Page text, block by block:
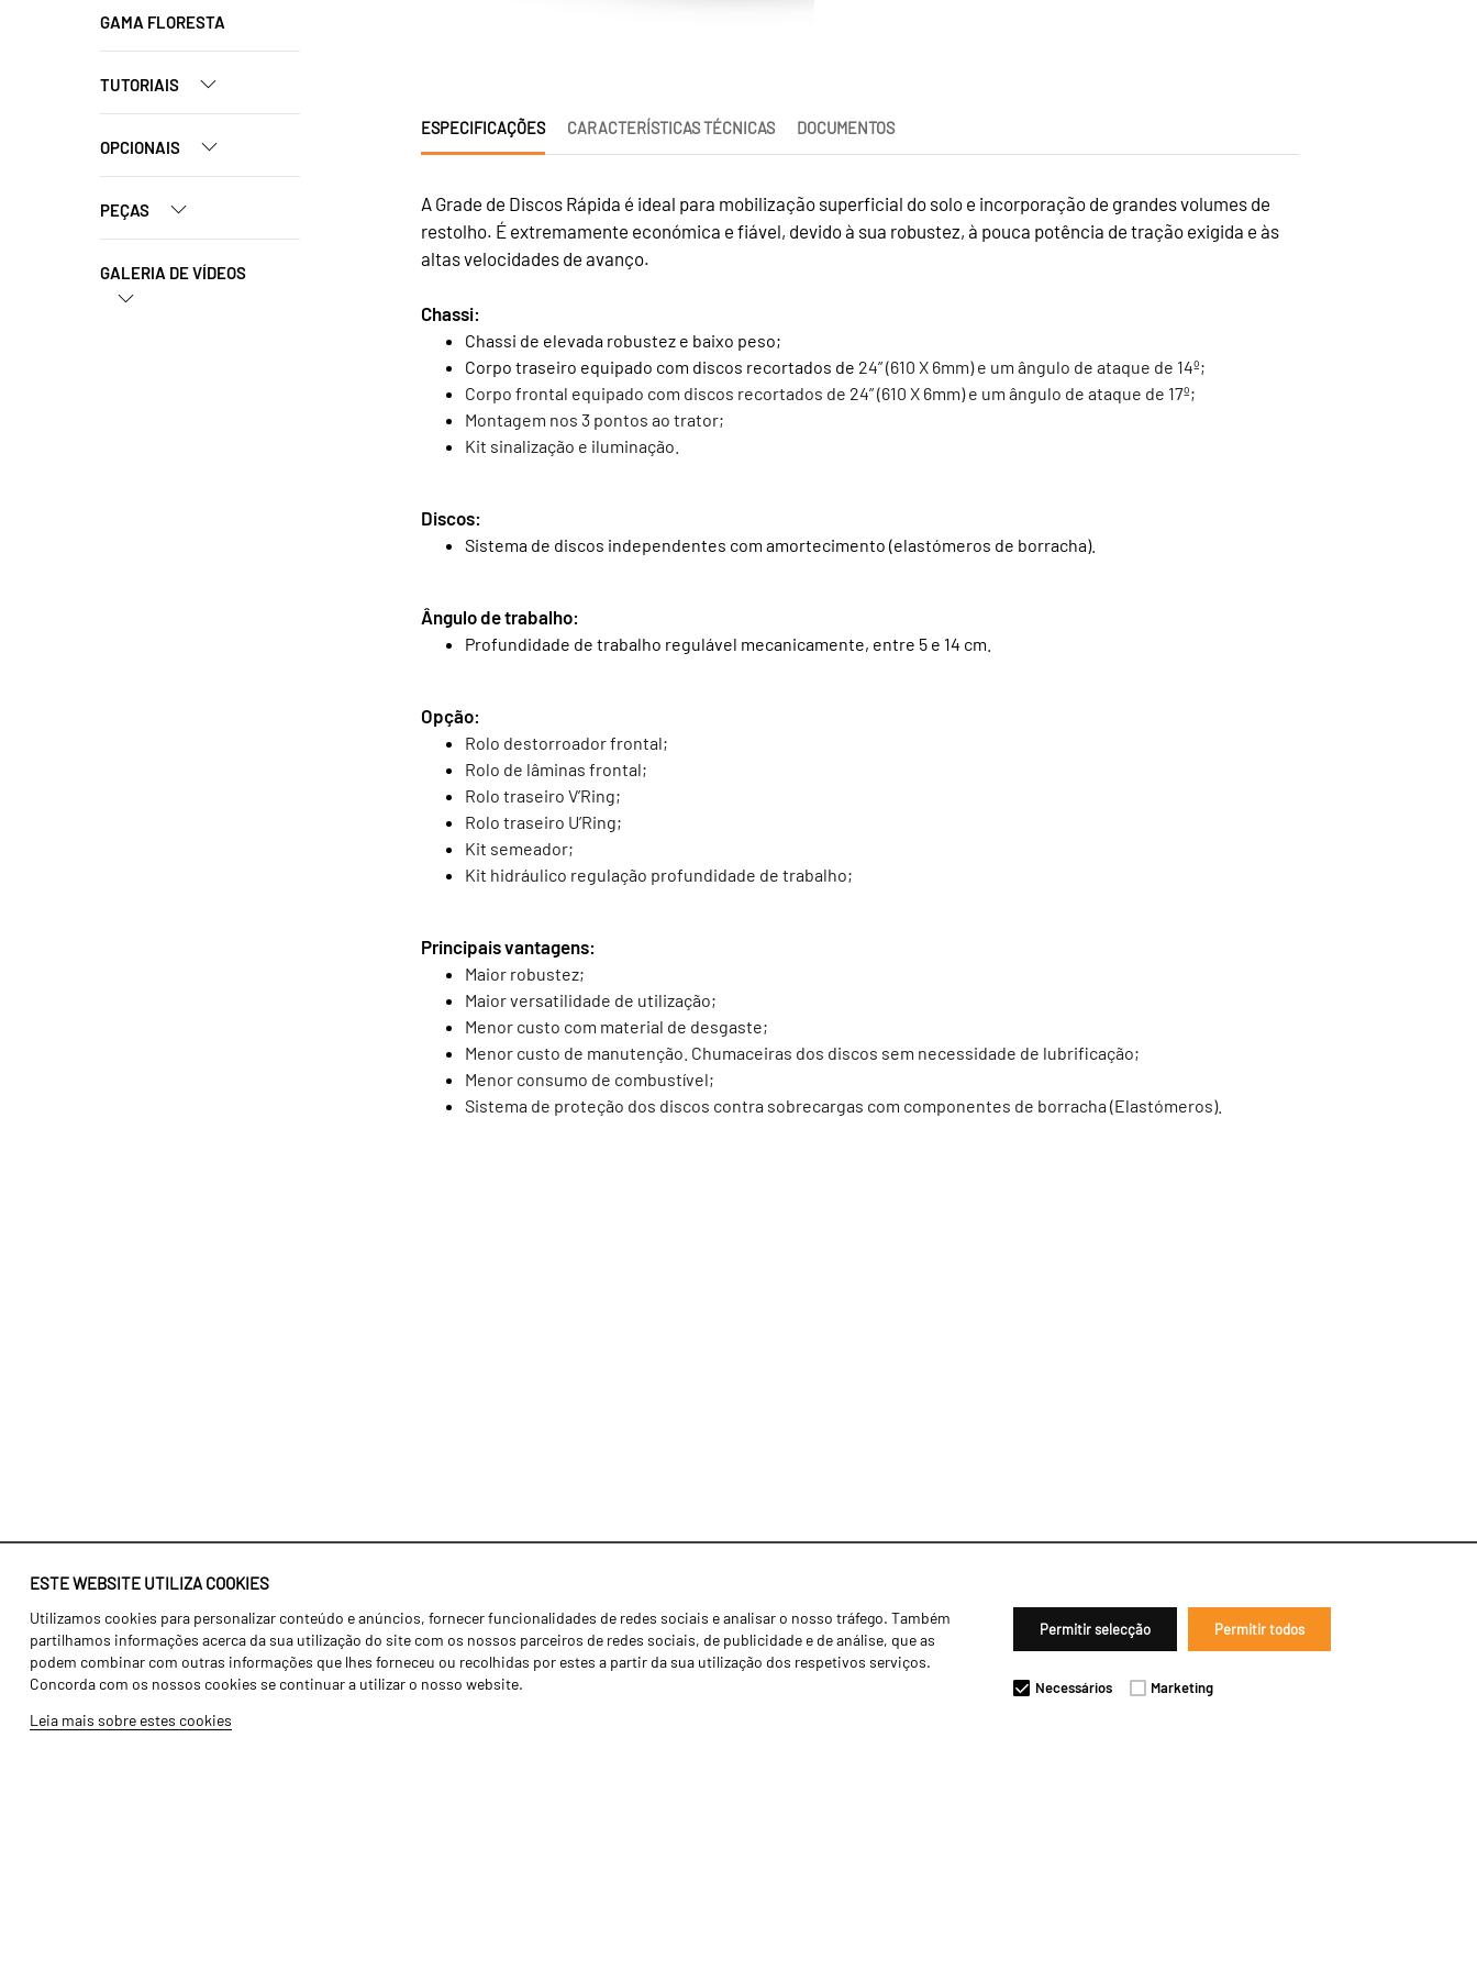
ESTE WEBSITE UTILIZA COOKIES
Utilizamos cookies para personalizar conteúdo e anúncios, fornecer funcionalidades de redes sociais e analisar o nosso tráfego. Também
partilhamos informações acerca da sua utilização do site com os nossos parceiros de redes sociais, de publicidade e de análise, que as
podem combinar com outras informações que lhes forneceu ou recolhidas por estes a partir da sua utilização dos respetivos serviços.
Concorda com os nossos cookies se continuar a utilizar o nosso website.
Leia mais sobre estes cookies
Permitir selecção Permitir todos
Necessários Marketing
GAMA FLORESTA
TUTORIAIS
OPCIONAIS
PEÇAS
GALERIA DE VÍDEOS
ESPECIFICAÇÕES CARACTERÍSTICAS TÉCNICAS DOCUMENTOS
A Grade de Discos Rápida é ideal para mobilização superficial do solo e incorporação de grandes volumes de
restolho. É extremamente económica e fiável, devido à sua robustez, à pouca potência de tração exigida e às
altas velocidades de avanço.
Chassi:
Chassi de elevada robustez e baixo peso;
Corpo traseiro equipado com discos recortados de 24” (610 X 6mm) e um ângulo de ataque de 14º;
Corpo frontal equipado com discos recortados de 24” (610 X 6mm) e um ângulo de ataque de 17º;
Montagem nos 3 pontos ao trator;
Kit sinalização e iluminação.
Discos:
Sistema de discos independentes com amortecimento (elastómeros de borracha).
Ângulo de trabalho:
Profundidade de trabalho regulável mecanicamente, entre 5 e 14 cm.
Opção:
Rolo destorroador frontal;
Rolo de lâminas frontal;
Rolo traseiro V’Ring;
Rolo traseiro U’Ring;
Kit semeador;
Kit hidráulico regulação profundidade de trabalho;
Principais vantagens:
Maior robustez;
Maior versatilidade de utilização;
Menor custo com material de desgaste;
Menor custo de manutenção. Chumaceiras dos discos sem necessidade de lubrificação;
Menor consumo de combustível;
Sistema de proteção dos discos contra sobrecargas com componentes de borracha (Elastómeros).
Identidade
História
Fábrica / Produção
Recursos Humanos
Agricultura
Transportes
Gama Floresta
Notícias
Concessionários